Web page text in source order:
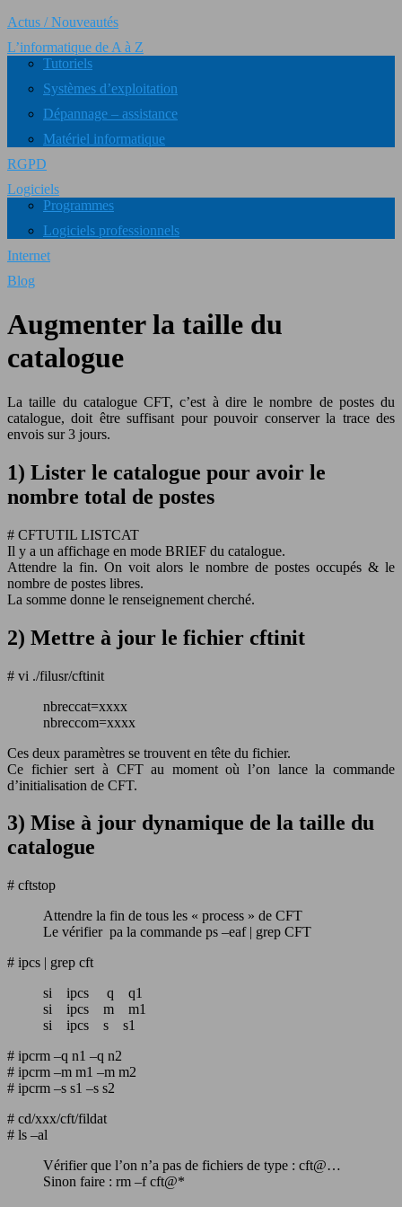
Actus / Nouveautés
L’informatique de A à Z
Tutoriels
Systèmes d’exploitation
Dépannage – assistance
Matériel informatique
RGPD
Logiciels
Programmes
Logiciels professionnels
Internet
Blog
Augmenter la taille du
catalogue
La taille du catalogue CFT, c’est à dire le nombre de postes du
catalogue, doit être suffisant pour pouvoir conserver la trace des
envois sur 3 jours.
1) Lister le catalogue pour avoir le
nombre total de postes
# CFTUTIL LISTCAT
Il y a un affichage en mode BRIEF du catalogue.
Attendre la fin. On voit alors le nombre de postes occupés & le
nombre de postes libres.
La somme donne le renseignement cherché.
2) Mettre à jour le fichier cftinit
# vi ./filusr/cftinit
nbreccat=xxxx
nbreccom=xxxx
Ces deux paramètres se trouvent en tête du fichier.
Ce fichier sert à CFT au moment où l’on lance la commande
d’initialisation de CFT.
3) Mise à jour dynamique de la taille du
catalogue
# cftstop
Attendre la fin de tous les « process » de CFT
Le vérifier pa la commande ps –eaf | grep CFT
# ipcs | grep cft
si ipcs q q1
si ipcs m m1
si ipcs s s1
# ipcrm –q n1 –q n2
# ipcrm –m m1 –m m2
# ipcrm –s s1 –s s2
# cd/xxx/cft/fildat
# ls –al
Vérifier que l’on n’a pas de fichiers de type : cft@…
Sinon faire : rm –f cft@*